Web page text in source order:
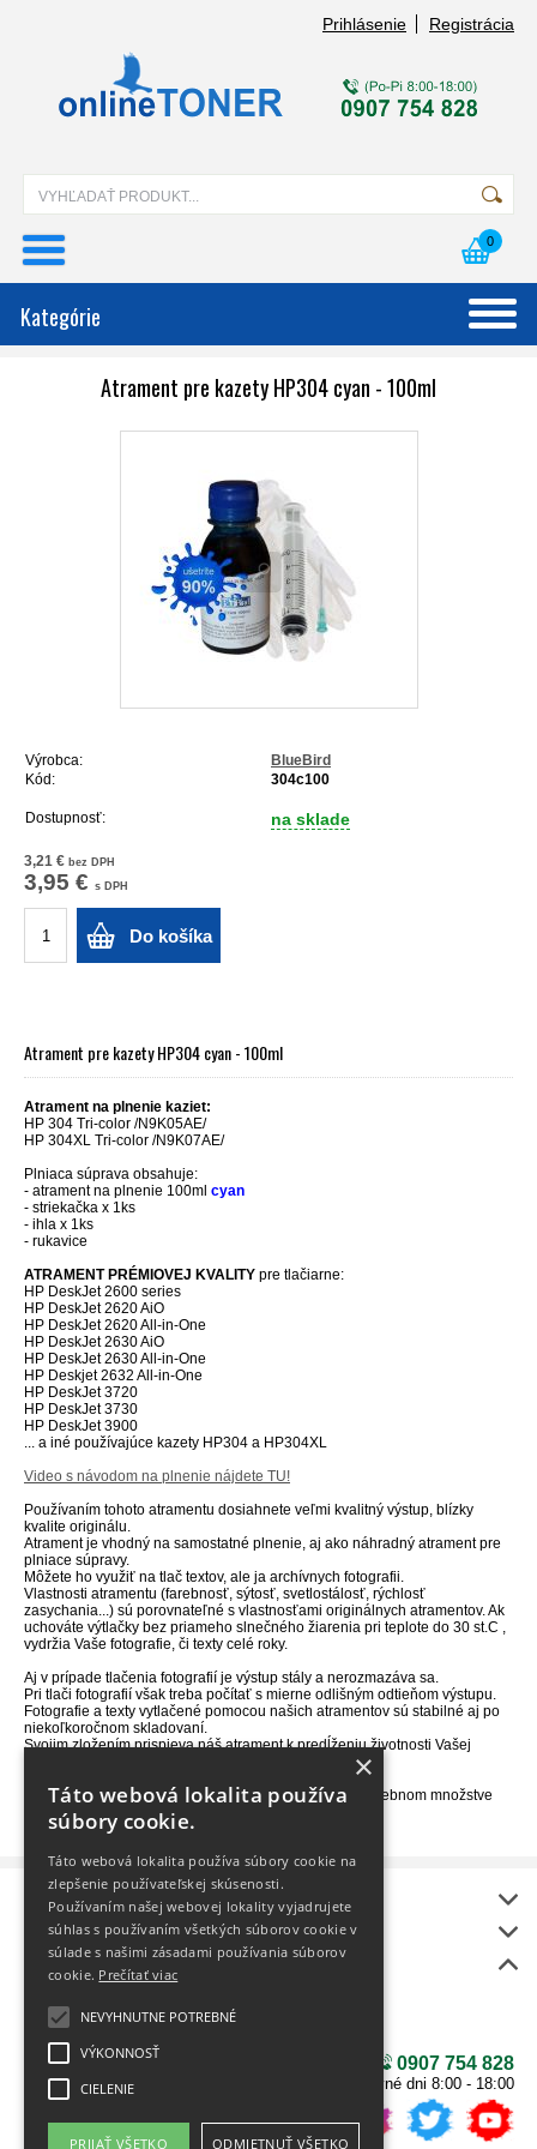
Prihlásenie Registrácia
0
Kategórie
Atrament pre kazety HP304 cyan - 100ml
Výrobca:
BlueBird
Kód:
304c100
Dostupnosť: na sklade
3,21 € bez DPH
3,95 € s DPH
Do košíka
Atrament pre kazety HP304 cyan - 100ml
Atrament na plnenie kaziet:
HP 304 Tri-color /N9K05AE/
HP 304XL Tri-color /N9K07AE/
Plniaca súprava obsahuje:
- atrament na plnenie 100ml cyan
- striekačka x 1ks
- ihla x 1ks
- rukavice
ATRAMENT PRÉMIOVEJ KVALITY pre tlačiarne:
HP DeskJet 2600 series
HP DeskJet 2620 AiO
HP DeskJet 2620 All-in-One
HP DeskJet 2630 AiO
HP DeskJet 2630 All-in-One
HP Deskjet 2632 All-in-One
HP DeskJet 3720
HP DeskJet 3730
HP DeskJet 3900
... a iné používajúce kazety HP304 a HP304XL
Video s návodom na plnenie nájdete TU!
Používaním tohoto atramentu dosiahnete veľmi kvalitný výstup, blízky
kvalite originálu.
Atrament je vhodný na samostatné plnenie, aj ako náhradný atrament pre
plniace súpravy.
Môžete ho využiť na tlač textov, ale ja archívnych fotografii.
Vlastnosti atramentu (farebnosť, sýtosť, svetlostálosť, rýchlosť
zasychania...) sú porovnateľné s vlastnosťami originálnych atramentov. Ak
uchováte výtlačky bez priameho slnečného žiarenia pri teplote do 30 st.C ,
vydržia Vaše fotografie, či texty celé roky.
Aj v prípade tlačenia fotografií je výstup stály a nerozmazáva sa.
Pri tlači fotografií však treba počítať s mierne odlišným odtieňom výstupu.
Fotografie a texty vytlačené pomocou našich atramentov sú stabilné aj po
niekoľkoročnom skladovaní.
Svojim zložením prispieva náš atrament k predĺženiu životnosti Vašej
Súčasťou každého balenia sú aj ihly a striekačky v potrebnom množstve
pre pohodlné plnenie.
Informácie
onlineToner
Bonus
Ako vybrať tlačiareň?
NÁŠ NOVÝ E-SHOP
0907 754 828
v pracovné dni 8:00 - 18:00
×
Táto webová lokalita používa
súbory cookie.
Táto webová lokalita používa súbory cookie na
zlepšenie používateľskej skúsenosti.
Používaním našej webovej lokality vyjadrujete
súhlas s používaním všetkých súborov cookie v
súlade s našimi zásadami používania súborov
cookie. Prečítať viac
NEVYHNUTNE POTREBNÉ
VÝKONNOSŤ
CIELENIE
PRIJAŤ VŠETKO ODMIETNUŤ VŠETKO